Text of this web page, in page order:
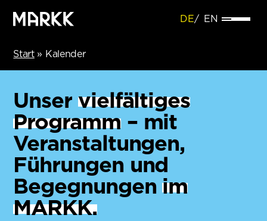
DE EN
Start» Kalender
Unser vielfältiges
Programm– mit
Veranstaltungen,
Führungen und
Begegnungenim
MARKK.